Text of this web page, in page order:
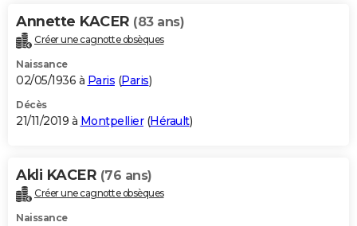
Annette KACER (83 ans)
Créer une cagnotte obsèques
Naissance
02/05/1936 à Paris (Paris)
Décès
21/11/2019 à Montpellier(Hérault)
Akli KACER (76 ans)
Créer une cagnotte obsèques
Naissance